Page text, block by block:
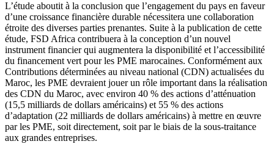
L’étude aboutit à la conclusion que l’engagement du pays en faveur
d’une croissance financière durable nécessitera une collaboration
étroite des diverses parties prenantes. Suite à la publication de cette
étude, FSD Africa contribuera à la conception d’un nouvel
instrument financier qui augmentera la disponibilité et l’accessibilité
du financement vert pour les PME marocaines. Conformément aux
Contributions déterminées au niveau national (CDN) actualisées du
Maroc, les PME devraient jouer un rôle important dans la réalisation
des CDN du Maroc, avec environ 40 % des actions d’atténuation
(15,5 milliards de dollars américains) et 55 % des actions
d’adaptation (22 milliards de dollars américains) à mettre en œuvre
par les PME, soit directement, soit par le biais de la sous-traitance
aux grandes entreprises.